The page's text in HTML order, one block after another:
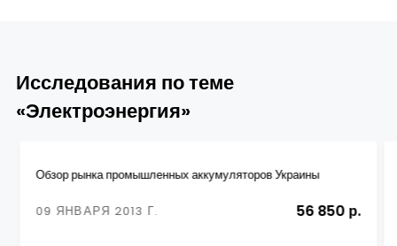
Исследования по теме
«Электроэнергия»
Обзор рынка промышленных аккумуляторов Украины
09 ЯНВАРЯ 2013 Г. 56 850 р.